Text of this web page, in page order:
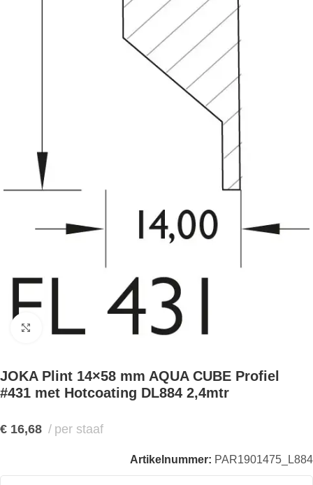
Klik om te vergroten
JOKA Plint 14×58 mm AQUA CUBE Profiel
#431 met Hotcoating DL884 2,4mtr
€ 16,68 per staaf
Artikelnummer: PAR1901475_L884